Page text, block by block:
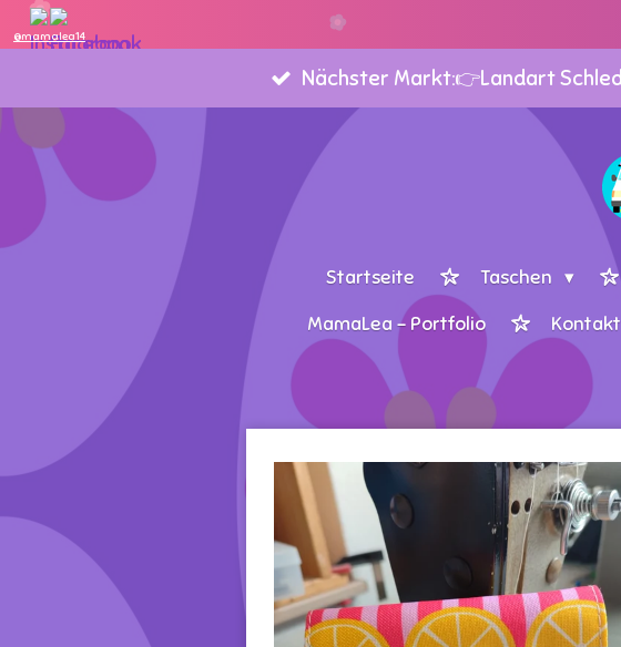
@mamalea14
Zum
springen
Nächster Markt:👉Landart
Startseite Taschen
MamaLea - Portfolio